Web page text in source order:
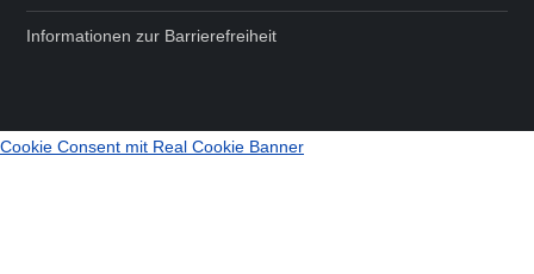
Informationen zur Barrierefreiheit
Cookie Consent mit Real Cookie Banner